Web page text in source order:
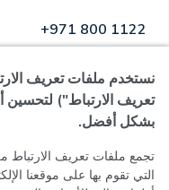
+971 800 1122
مفتوح · مفتوح اليوم, 24 ساعة
سياسة الخصوصية
نستخدم ملفات تعريف
تعريف الارتباط") لتحسين
بشكل أفضل.
تجمع ملفات تعريف الارتباط
التي تقوم بها على موقعنا